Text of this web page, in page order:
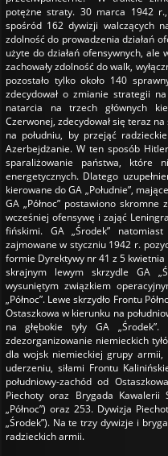
potężne straty. 30 marca 1942
spośród 162 dywizji walczących
zdolność do prowadzenia działań
użyte do działań ofensywnych, ale
zachowały zdolność do walk,
pozostało tylko około 140
zdecydował o zmianie strategii
natarcia na trzech głównych
Czerwonej, zdecydował się teraz
na południu, by przejąć
Azerbejdżanie. W ten sposób
sparaliżowanie państwa, które
energetycznych. Dlatego
kierowane do GA „Południe”,
GA „Północ” postawiono
wcześniej ofensywę i zająć
fińskimi. GA „Środek”
zajmowane w styczniu 1942 r.
formie Dyrektywy nr 41 z 5
skrajnym lewym skrzydle GA
wysuniętym związkiem
„Północ”. Lewe skrzydło Frontu
Ostaszkowa w kierunku na
na głębokie tyły GA
zdezorganizowanie niemieckich
dla wojsk niemieckiej grupy armii,
uderzeniu, siłami Frontu
południowy-zachód od
Piechoty oraz Brygada
„Północ”) oraz 253. Dywizja
„Środek”). Na te trzy dywizje i
radzieckich armii.